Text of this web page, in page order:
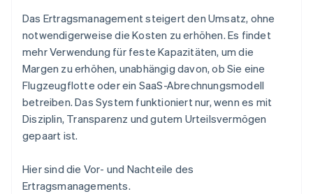
Das Ertragsmanagement steigert den Umsatz, ohne
notwendigerweise die Kosten zu erhöhen. Es findet
mehr Verwendung für feste Kapazitäten, um die
Margen zu erhöhen, unabhängig davon, ob Sie eine
Flugzeugflotte oder ein SaaS-Abrechnungsmodell
betreiben. Das System funktioniert nur, wenn es mit
Disziplin, Transparenz und gutem Urteilsvermögen
gepaart ist.
Hier sind die Vor- und Nachteile des
Ertragsmanagements.